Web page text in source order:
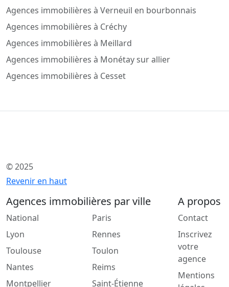
Agences immobilières à Verneuil en bourbonnais
Agences immobilières à Créchy
Agences immobilières à Meillard
Agences immobilières à Monétay sur allier
Agences immobilières à Cesset
© 2025
Revenir en haut
Agences immobilières par ville
National
Lyon
Toulouse
Nantes
Montpellier
Paris
Rennes
Toulon
Reims
Saint-Étienne
A propos
Contact
Inscrivez
votre
agence
Mentions